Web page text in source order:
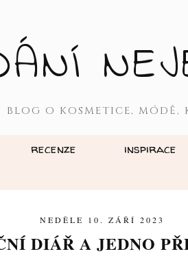
BLOG O KOSMETICE,
recenze inspirace
NEDĚLE 10. ZÁŘÍ 2023
DIÁŘ A JEDNO